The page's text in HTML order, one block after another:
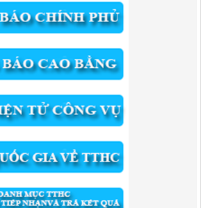
bố danh mục thủ tục HC được sửa đổi,bổ
nội bộ giải quyết TTHC trong lĩnh vực
quy định phân quyền,phân cấp,phân định
giải quyết của Ban QLKKT
duyệt quy trình nội bộ giải quyết thủ tục
khu công nghiệp, khu kinh tế thuộc thẩm
Quản lý Khu kinh tế tỉnh Cao Bằng
điều chỉnh, bổ sung Kế hoạch vốn đầu tư